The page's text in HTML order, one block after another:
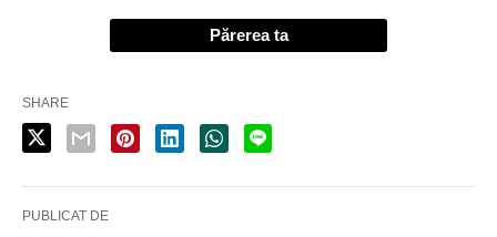
Părerea ta
SHARE
PUBLICAT DE